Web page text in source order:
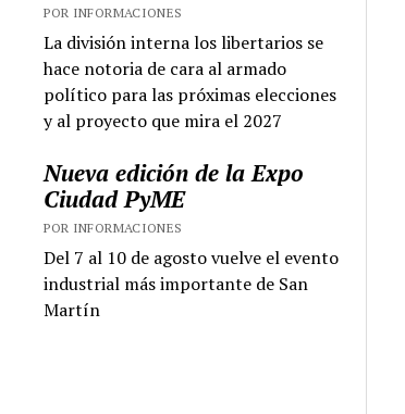
POR INFORMACIONES
La división interna los libertarios se
hace notoria de cara al armado
político para las próximas elecciones
y al proyecto que mira el 2027
Nueva edición de la Expo
Ciudad PyME
POR INFORMACIONES
Del 7 al 10 de agosto vuelve el evento
industrial más importante de San
Martín